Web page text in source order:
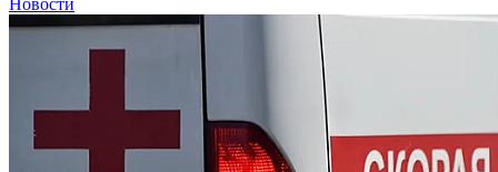
Новости